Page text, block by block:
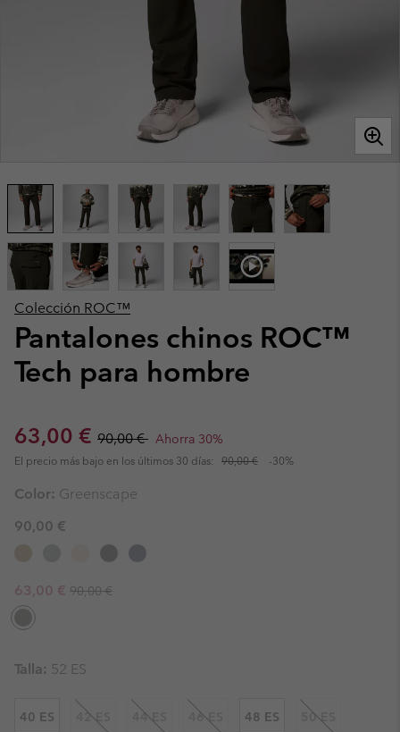
Colección ROC™
Pantalones chinos ROC™
Tech para hombre
Sale price:
63,00 € Regular price:
90,00 € Ahorra 30%
El precio más bajo en los últimos 30 días: 90,00 € -30%
Color: Greenscape
90,00 €
Sale price:
63,00 € Regular price:
90,00 €
Talla: 52 ES
40 ES 42 ES 44 ES 46 ES 48 ES 50 ES